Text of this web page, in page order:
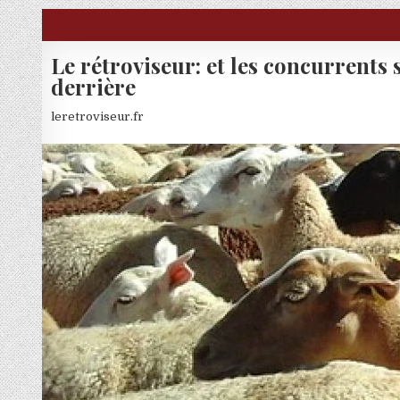
Skip to content
Le rétroviseur: et les concurrents
derrière
leretroviseur.fr